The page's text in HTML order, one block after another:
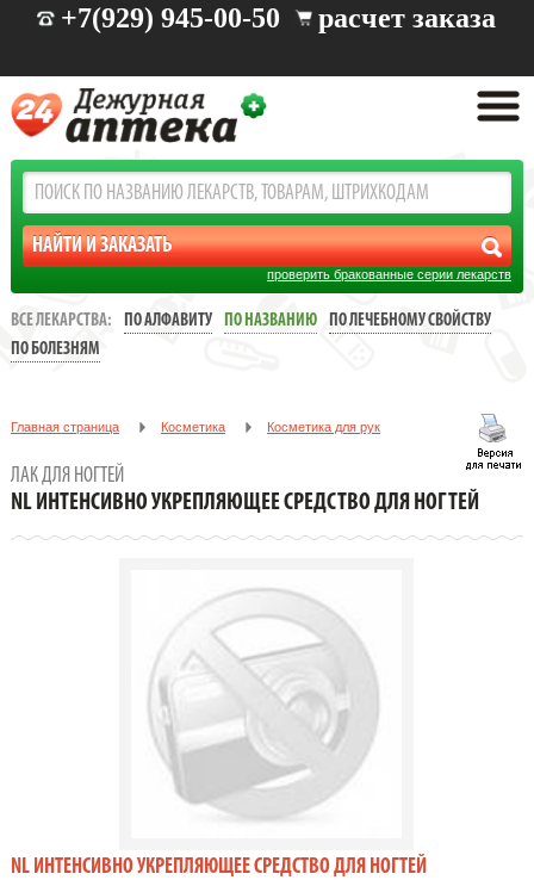
+7(929) 945-00-50 расчет заказа
проверить бракованные серии лекарств
ВСЕ ЛЕКАРСТВА: ПО АЛФАВИТУ ПО НАЗВАНИЮ
ПО ЛЕЧЕБНОМУ СВОЙСТВУ
ПО БОЛЕЗНЯМ
Главная страница Косметика Косметика для рук
NL Интенсивно укрепляющее средство для ногтей
ЛАК ДЛЯ НОГТЕЙ
NL ИНТЕНСИВНО УКРЕПЛЯЮЩЕЕ СРЕДСТВО ДЛЯ НОГТЕЙ
NL ИНТЕНСИВНО УКРЕПЛЯЮЩЕЕ СРЕДСТВО ДЛЯ НОГТЕЙ